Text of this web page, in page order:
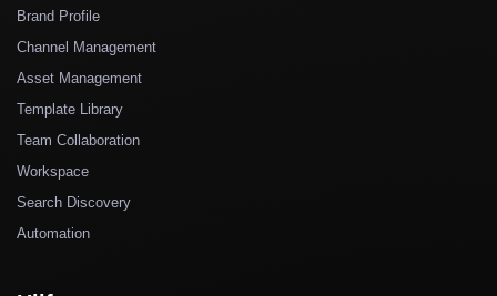
Brand Profile
Channel Management
Asset Management
Template Library
Team Collaboration
Workspace
Search Discovery
Automation